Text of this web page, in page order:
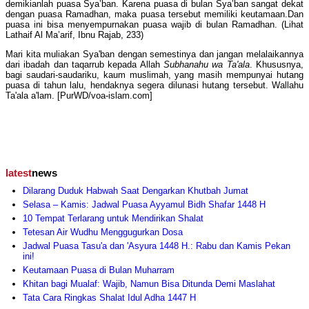
demikianlah puasa Sya’ban. Karena puasa di bulan Sya’ban sangat dekat
dengan puasa Ramadhan, maka puasa tersebut memiliki keutamaan.Dan
puasa ini bisa menyempurnakan puasa wajib di bulan Ramadhan. (Lihat
Lathaif Al Ma’arif, Ibnu Rajab, 233)
Mari kita muliakan Sya'ban dengan semestinya dan jangan melalaikannya
dari ibadah dan taqarrub kepada Allah Subhanahu wa Ta'ala. Khususnya,
bagi saudari-saudariku, kaum muslimah, yang masih mempunyai hutang
puasa di tahun lalu, hendaknya segera dilunasi hutang tersebut. Wallahu
Ta'ala a'lam. [PurWD/voa-islam.com]
latestnews
Dilarang Duduk Habwah Saat Dengarkan Khutbah Jumat
Selasa – Kamis: Jadwal Puasa Ayyamul Bidh Shafar 1448 H
10 Tempat Terlarang untuk Mendirikan Shalat
Tetesan Air Wudhu Menggugurkan Dosa
Jadwal Puasa Tasu'a dan 'Asyura 1448 H.: Rabu dan Kamis Pekan
ini!
Keutamaan Puasa di Bulan Muharram
Khitan bagi Mualaf: Wajib, Namun Bisa Ditunda Demi Maslahat
Tata Cara Ringkas Shalat Idul Adha 1447 H